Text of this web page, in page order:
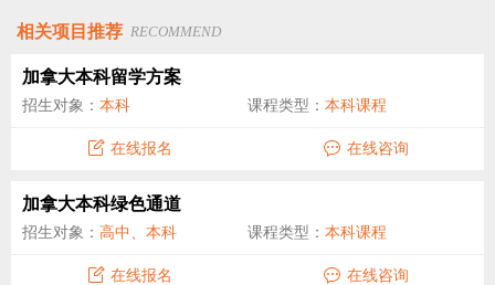
相关项目推荐 RECOMMEND
加拿大本科留学方案
招生对象： 本科 课程类型： 本科课程
在线报名 在线咨询
加拿大本科绿色通道
招生对象： 高中、本科 课程类型： 本科课程
在线报名 在线咨询